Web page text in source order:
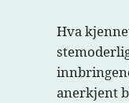
Hva
anerkjent